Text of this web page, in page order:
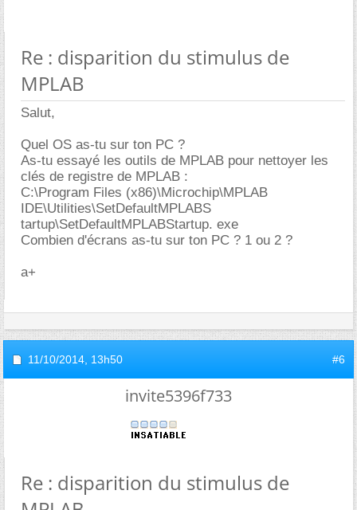
Re : disparition du stimulus de
MPLAB
Salut,
Quel OS as-tu sur ton PC ?
As-tu essayé les outils de MPLAB pour nettoyer les
clés de registre de MPLAB :
C:\Program Files (x86)\Microchip\MPLAB
IDE\Utilities\SetDefaultMPLABS
tartup\SetDefaultMPLABStartup. exe
Combien d'écrans as-tu sur ton PC ? 1 ou 2 ?
a+
11/10/2014, 13h50 #6
invite5396f733
Re : disparition du stimulus de